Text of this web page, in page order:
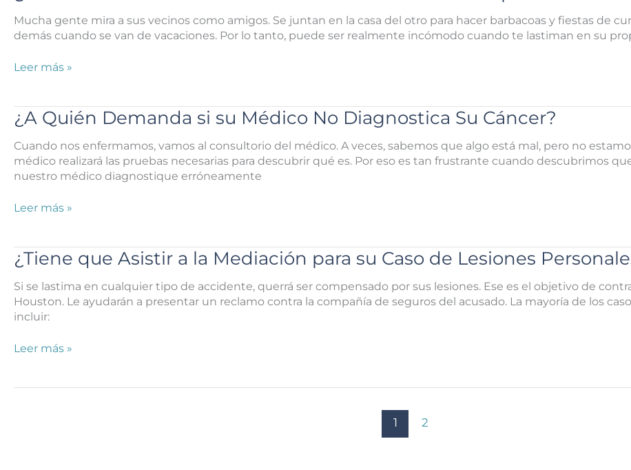
en
un
de
Texans?
Mucha gente mira a sus vecinos como amigos. Se juntan en la casa del otro para hacer barbacoas y fiestas de
demás cuando se van de vacaciones. Por lo tanto, puede ser realmente incómodo cuando te lastiman en su
¿Puede
su
Vecino
si
se
Lastima
su
Leer más »
¿A Quién Demanda si su Médico No Diagnostica Su Cáncer?
Cuando nos enfermamos, vamos al consultorio del médico. A veces, sabemos que algo está mal, pero no
médico realizará las pruebas necesarias para descubrir qué es. Por eso es tan frustrante cuando descubrimos
nuestro médico diagnostique erróneamente
¿A
si
su
Médico
No
Diagnostica
Cáncer?
Leer más »
¿Tiene que Asistir a la Mediación para su Caso de Lesiones
Si se lastima en cualquier tipo de accidente, querrá ser compensado por sus lesiones. Ese es el objetivo de
Houston. Le ayudarán a presentar un reclamo contra la compañía de seguros del acusado. La mayoría de los
incluir:
¿Tiene
Leer más »
1 2